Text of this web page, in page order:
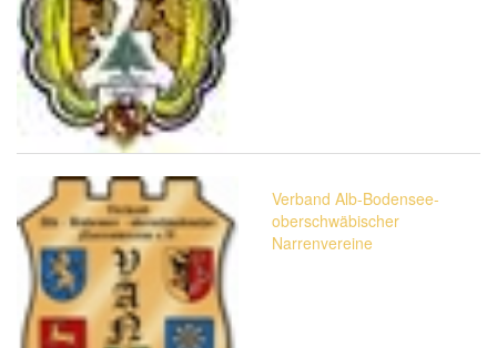
Verband Alb-Bodensee-
oberschwäbischer
Narrenvereine